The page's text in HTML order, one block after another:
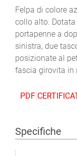
Felpa di colore
collo alto.
portapenne a
sinistra, due
posizionate al
fascia girovita in
PDF
Specifiche